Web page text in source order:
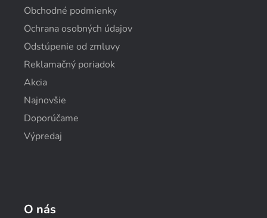
Obchodné podmienky
Ochrana osobných údajov
Odstúpenie od zmluvy
Reklamačný poriadok
Akcia
Najnovšie
Doporúčame
Výpredaj
O nás